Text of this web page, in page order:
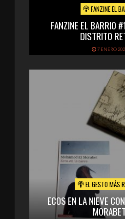
FANZINE EL
FANZINE EL BARRIO
DISTRITO
7 ENERO
EL GESTO MÁS
ECOS EN LA NIEVE
MORABET